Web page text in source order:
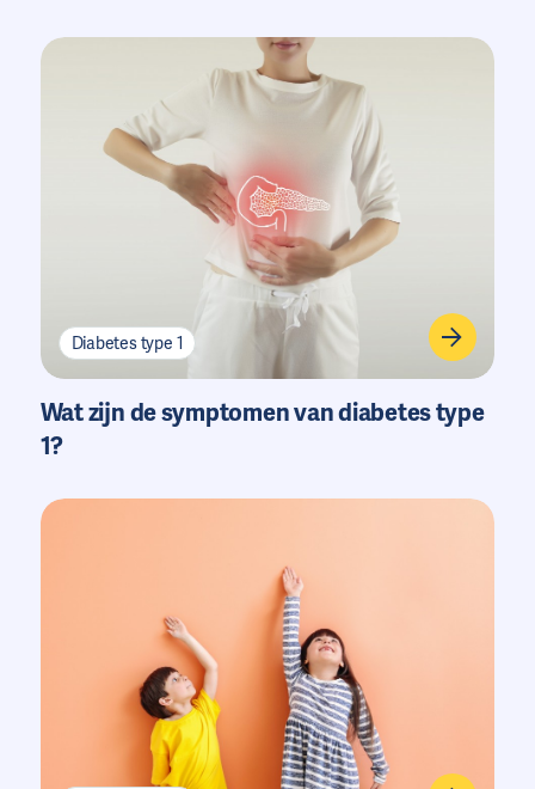
Diabetes type 1
Wat zijn de symptomen van diabetes type
1?